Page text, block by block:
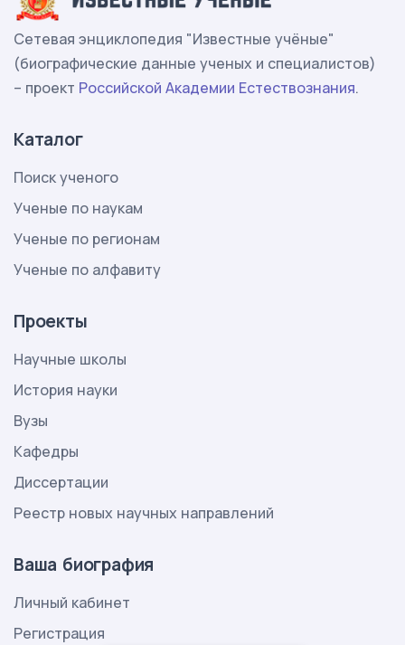
Сетевая энциклопедия "Известные учёные"
(биографические данные ученых и специалистов)
– проект Российской Академии Естествознания.
Каталог
Поиск ученого
Ученые по наукам
Ученые по регионам
Ученые по алфавиту
Проекты
Научные школы
История науки
Вузы
Кафедры
Диссертации
Реестр новых научных направлений
Ваша биография
Личный кабинет
Регистрация